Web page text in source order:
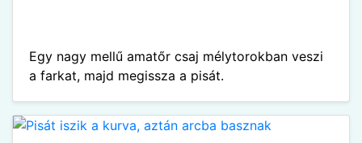
Egy nagy mellű amatőr csaj mélytorokban veszi
a farkat, majd megissza a pisát.